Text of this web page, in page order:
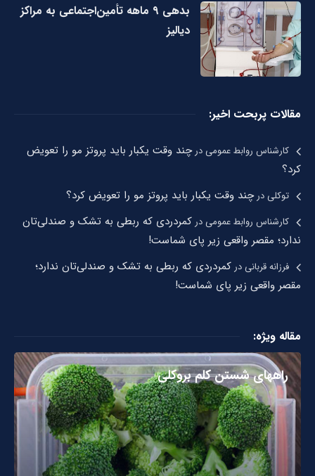
بدهی ۹ ماهه تأمین‌اجتماعی به مراکز
دیالیز
مقالات پربحت اخیر:
کارشناس روابط عمومیدرچند وقت یکبار باید پروتز مو را تعویض
کرد؟
توکلیدرچند وقت یکبار باید پروتز مو را تعویض کرد؟
کارشناس روابط عمومیدر کمردردی که ربطی به تشک و صندلی‌تان
ندارد؛ مقصر واقعی زیر پای شماست!
فرزانه قربانیدر کمردردی که ربطی به تشک و صندلی‌تان ندارد؛
مقصر واقعی زیر پای شماست!
مقاله ویژه:
راههای شستن کلم بروکلی